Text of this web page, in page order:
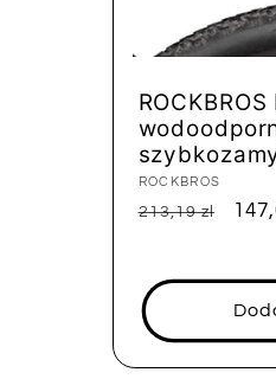
Dostawca:
ROCKBROS
Cena
213,19 zl